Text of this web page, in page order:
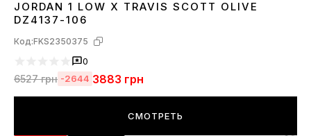
363839404142 43 4445
JORDAN 1 LOW X TRAVIS SCOTT OLIVE
DZ4137-106
Код:FKS2350375
0
6527грн -2644 3883 грн
СМОТРЕТЬ